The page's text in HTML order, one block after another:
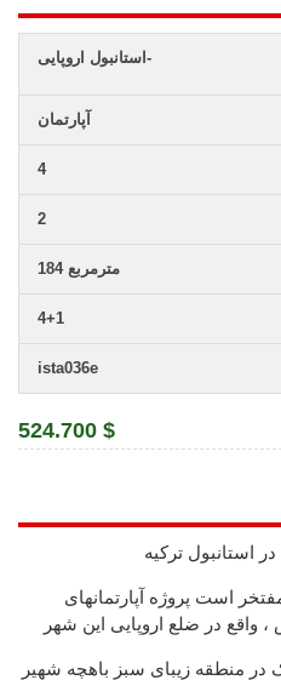
استانبول اروپایی-
آپارتمان
4
2
184 مترمربع
4+1
ista036e
524.700 $
استانبول ترکیه
است پروژه آپارتمانهای
واقع در ضلع اروپایی این شهر
در منطقه زیبای سبز باهچه شهیر